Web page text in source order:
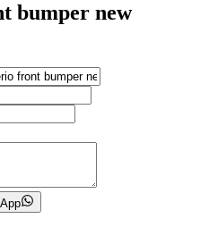
bumper new